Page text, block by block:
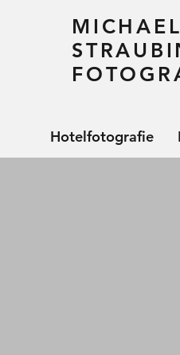
MICHAEL
Hotelfotografie